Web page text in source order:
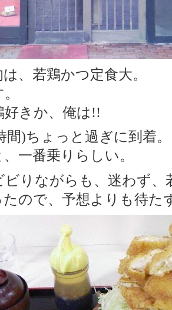
、若鶏かつ定食大。
好きか、俺は!!
間)ちょっと過ぎに到着。
一番乗りらしい。
ビりながらも、迷わず、
ので、予想よりも待た